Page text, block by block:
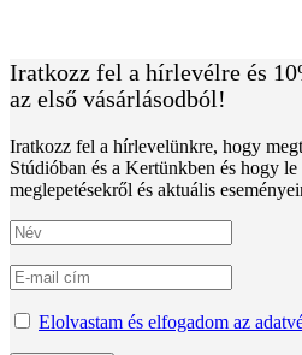
Iratkozz fel a hírlevélre és
az első vásárlásodból!
Iratkozz fel a hírlevelünkre, hogy
Stúdióban és a Kertünkben és hogy
meglepetésekről és aktuális
Elolvastam és elfogadom az